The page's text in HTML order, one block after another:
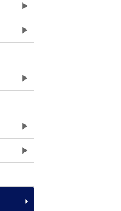
▶
▶
▶
▶
▶